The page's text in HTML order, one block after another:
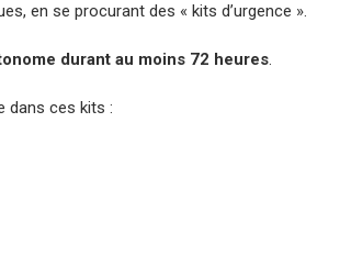
en se procurant des « kits d’urgence ».
durant au moins 72 heures.
dans ces kits :